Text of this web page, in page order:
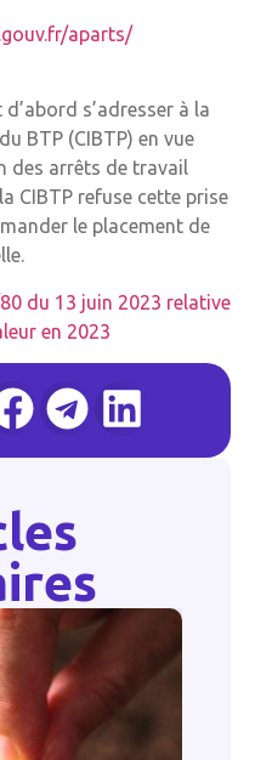
aparts/
s’adresser à la
BTP (CIBTP) en vue
des arrêts de travail
CIBTP refuse cette prise
le placement de
du 13 juin 2023 relative
en 2023